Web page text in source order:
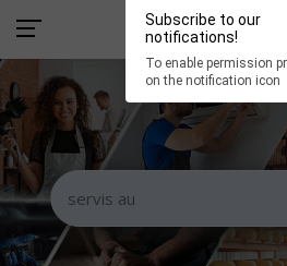
Subscribe to our
notifications!
To enable permission
on the notification icon